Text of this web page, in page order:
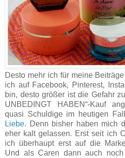
Desto mehr ich für meine
ich auf Facebook, Pinterest,
bin, desto größer ist die Gefahr
UNBEDINGT HABEN“-Kauf
quasi Schuldige im heutigen
Liebe. Denn bisher haben mich
eher kalt gelassen. Erst seit ich
ich überhaupt erst auf die
Und als Caren dann auch